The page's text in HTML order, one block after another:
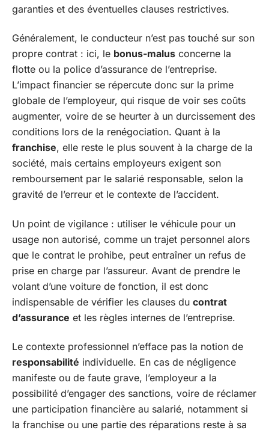
garanties et des éventuelles clauses restrictives.
Généralement, le conducteur n’est pas touché sur son
propre contrat : ici, le bonus-malus concerne la
flotte ou la police d’assurance de l’entreprise.
L’impact financier se répercute donc sur la prime
globale de l’employeur, qui risque de voir ses coûts
augmenter, voire de se heurter à un durcissement des
conditions lors de la renégociation. Quant à la
franchise, elle reste le plus souvent à la charge de la
société, mais certains employeurs exigent son
remboursement par le salarié responsable, selon la
gravité de l’erreur et le contexte de l’accident.
Un point de vigilance : utiliser le véhicule pour un
usage non autorisé, comme un trajet personnel alors
que le contrat le prohibe, peut entraîner un refus de
prise en charge par l’assureur. Avant de prendre le
volant d’une voiture de fonction, il est donc
indispensable de vérifier les clauses du contrat
d’assurance et les règles internes de l’entreprise.
Le contexte professionnel n’efface pas la notion de
responsabilité individuelle. En cas de négligence
manifeste ou de faute grave, l’employeur a la
possibilité d’engager des sanctions, voire de réclamer
une participation financière au salarié, notamment si
la franchise ou une partie des réparations reste à sa